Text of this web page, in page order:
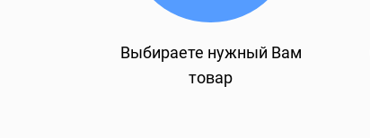
Выбираете нужный Вам
товар